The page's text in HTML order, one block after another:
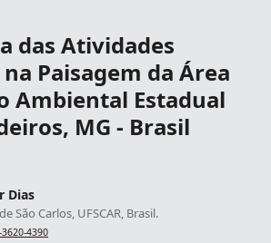
das Atividades
Paisagem da Área
Ambiental Estadual
MG - Brasil
Dias
São Carlos, UFSCAR, Brasil.
4390